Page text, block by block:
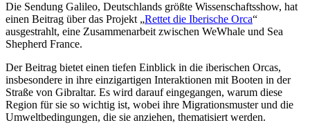
Die Sendung Galileo, Deutschlands größte Wissenschaftsshow, hat
einen Beitrag über das Projekt „Rettet die Iberische Orca“
ausgestrahlt, eine Zusammenarbeit zwischen WeWhale und Sea
Shepherd France.
Der Beitrag bietet einen tiefen Einblick in die iberischen Orcas,
insbesondere in ihre einzigartigen Interaktionen mit Booten in der
Straße von Gibraltar. Es wird darauf eingegangen, warum diese
Region für sie so wichtig ist, wobei ihre Migrationsmuster und die
Umweltbedingungen, die sie anziehen, thematisiert werden.